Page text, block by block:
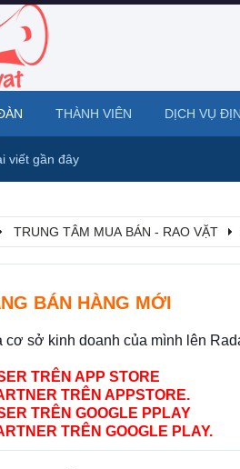
TRUNG TÂM MUA BÁN - RAO VẶT
BÁN HÀNG MỚI
cơ sở kinh doanh của mình lên
TRÊN APP STORE
TRÊN APPSTORE.
TRÊN GOOGLE PPLAY
TRÊN GOOGLE PLAY.
viết gần đây
THÀNH VIÊN DỊCH VỤ